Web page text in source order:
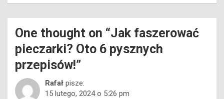
One thought on “Jak faszerować
pieczarki? Oto 6 pysznych
przepisów!”
Rafał pisze:
15 lutego, 2024 o 5:26 pm